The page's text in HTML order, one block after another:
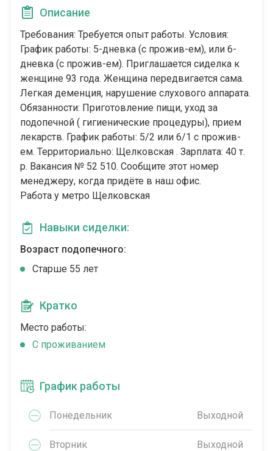
Описание
Требования: Требуется опыт работы. Условия:
График работы: 5-дневка (с прожив-ем), или 6-
дневка (с прожив-ем). Приглашается сиделка к
женщине 93 года. Женщина передвигается сама.
Легкая деменция, нарушение слухового аппарата.
Обязанности: Приготовление пищи, уход за
подопечной ( гигиенические процедуры), прием
лекарств. График работы: 5/2 или 6/1 с прожив-
ем. Территориально: Щелковская . Зарплата: 40 т.
р. Вакансия № 52 510. Сообщите этот номер
менеджеру, когда придёте в наш офис.
Работа у метро Щелковская
Навыки сиделки:
Возраст подопечного:
Cтарше 55 лет
Кратко
Место работы:
C проживанием
График работы
Понедельник Выходной
Вторник Выходной